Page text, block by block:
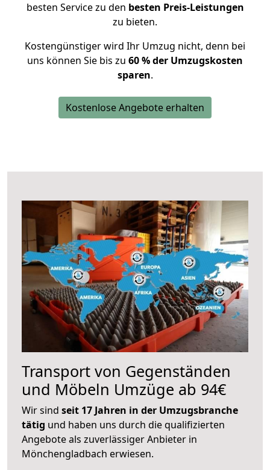
besten Service zu den besten Preis-Leistungen
zu bieten.
Kostengünstiger wird Ihr Umzug nicht, denn bei
uns können Sie bis zu 60 % der Umzugskosten
sparen.
Kostenlose Angebote erhalten
Transport von Gegenständen
und Möbeln Umzüge ab 94€
Wir sind seit 17 Jahren in der Umzugsbranche
tätig und haben uns durch die qualifizierten
Angebote als zuverlässiger Anbieter in
Mönchengladbach erwiesen.